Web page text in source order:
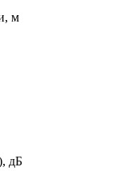
м
дБ